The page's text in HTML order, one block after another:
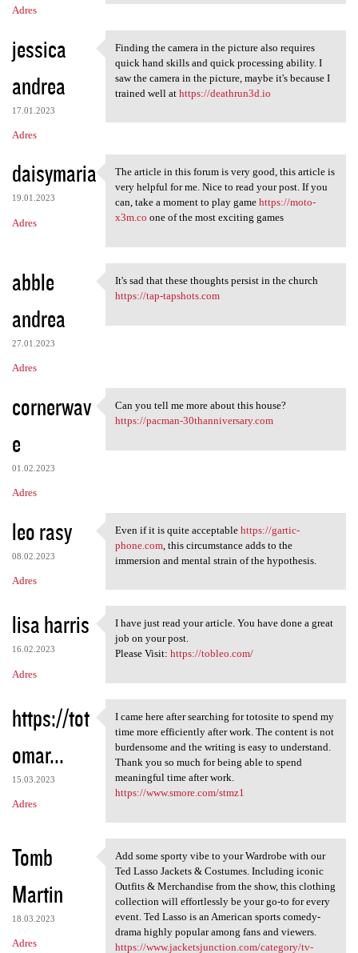
Adres
jessica
andrea
17.01.2023
Adres
Finding the camera in the
Finding the camera in the picture also requires
quick hand skills and quick processing ability. I
saw the camera in the picture, maybe it's because I
trained well at https://deathrun3d.io
daisymaria
19.01.2023
Adres
The article in this forum is
The article in this forum is very good, this article is
very helpful for me. Nice to read your post. If you
can, take a moment to play game https://moto-
x3m.co one of the most exciting games
abble
andrea
27.01.2023
Adres
It's sad that these thoughts
It's sad that these thoughts persist in the church
https://tap-tapshots.com
cornerwav
e
01.02.2023
Adres
Can you tell me more about
Can you tell me more about this house?
https://pacman-30thanniversary.com
leo rasy
08.02.2023
Adres
Even if it is quite
Even if it is quite acceptable https://gartic-
phone.com, this circumstance adds to the
immersion and mental strain of the hypothesis.
lisa harris
16.02.2023
Adres
I have just read your article
I have just read your article. You have done a great
job on your post.
Please Visit: https://tobleo.com/
https://tot
omar...
15.03.2023
Adres
I came here after searching
I came here after searching for totosite to spend my
time more efficiently after work. The content is not
burdensome and the writing is easy to understand.
Thank you so much for being able to spend
meaningful time after work.
https://www.smore.com/stmz1
Tomb
Martin
18.03.2023
Adres
Add some sporty vibe to your
Add some sporty vibe to your Wardrobe with our
Ted Lasso Jackets & Costumes. Including iconic
Outfits & Merchandise from the show, this clothing
collection will effortlessly be your go-to for every
event. Ted Lasso is an American sports comedy-
drama highly popular among fans and viewers.
https://www.jacketsjunction.com/category/tv-